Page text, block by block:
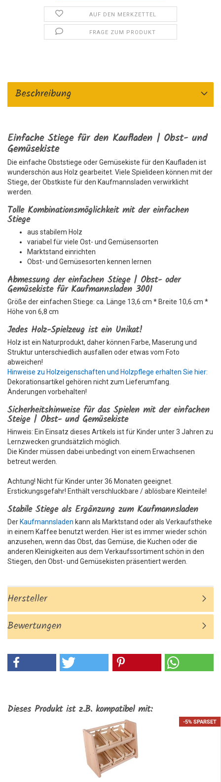
AUF DEN MERKZETTEL
FRAGE ZUM PRODUKT
Beschreibung
Einfache Stiege für den Kaufladen | Obst- und
Gemüsekiste
Die einfache Obststiege oder Gemüsekiste für den Kaufladen ist
wunderschön aus Holz gearbeitet. Viele Spielideen können mit der
Stiege, der Obstkiste für den Kaufmannsladen verwirklicht
werden.
Tolle Kombinationsmöglichkeit mit der einfachen
Stiege
aus stabilem Holz
variabel für viele Ost- und Gemüsensorten
Marktstand einrichten
Obst- und Gemüsesorten kennen lernen
Abmessung der einfachen Stiege | Obst- oder
Gemüsekiste für Kaufmannsladen 3001
Größe der einfachen Stiege: ca. Länge 13,6 cm * Breite 10,6 cm *
Höhe von 6,8 cm
Jedes Holz-Spielzeug ist ein Unikat!
Holz ist ein Naturprodukt, daher können Farbe, Maserung und
Struktur unterschiedlich ausfallen oder etwas vom Foto
abweichen!
Hinweise zu Holzeigenschaften und Holzpflege erhalten Sie hier:
Dekorationsartikel gehören nicht zum Lieferumfang.
Änderungen vorbehalten!
Sicherheitshinweise für das Spielen mit der einfachen
Steige | Obst- und Gemüsekiste
Hinweis: Ein Einsatz dieses Artikels ist für Kinder unter 3 Jahren zu
Lernzwecken grundsätzlich möglich.
Die Kinder müssen dabei unbedingt von einem Erwachsenen
betreut werden.
Achtung! Nicht für Kinder unter 36 Monaten geeignet.
Erstickungsgefahr! Enthält verschluckbare / ablösbare Kleinteile!
Stabile Stiege als Ergänzung zum Kaufmannsladen
Der Kaufmannsladen kann als Marktstand oder als Verkaufstheke
in einem Kaffee benutzt werden. Hier ist es immer wieder schön
anzusehen, wenn das Obst, das Gemüse, die Kuchen oder die
anderen Kleinigkeiten aus dem Verkaufssortiment schön in den
Stiegen, den Obst- und Gemüsekisten präsentiert werden.
Hersteller
Bewertungen
Dieses Produkt ist z.B. kompatibel mit:
-5% SPARSET